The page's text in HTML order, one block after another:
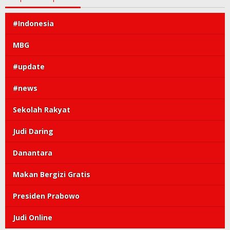
#Indonesia
MBG
#update
#news
Sekolah Rakyat
Judi Daring
Danantara
Makan Bergizi Gratis
Presiden Prabowo
Judi Online